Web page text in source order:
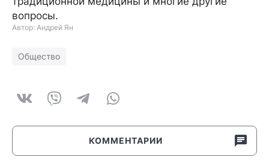
вопросы.
Автор: Андрей Ян
Общество
КОММЕНТАРИИ